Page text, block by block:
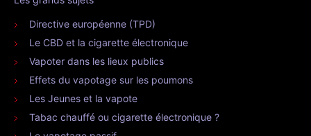
Directive européenne (TPD)
Le CBD et la cigarette électronique
Vapoter dans les lieux publics
Effets du vapotage sur les poumons
Les Jeunes et la vapote
Tabac chauffé ou cigarette électronique ?